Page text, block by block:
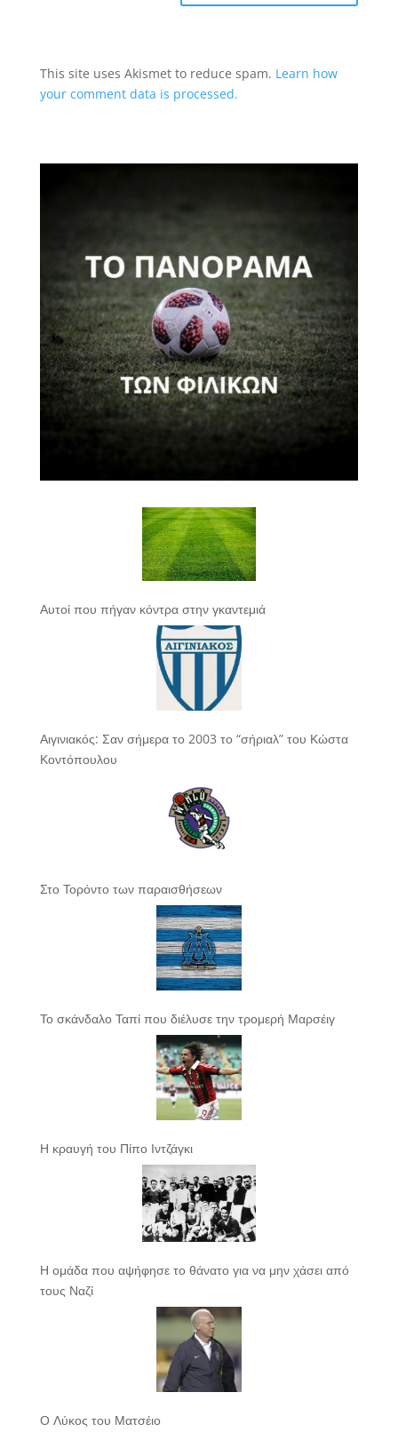
This site uses Akismet to reduce spam. Learn how
your comment data is processed.
Αυτοί που πήγαν κόντρα στην γκαντεμιά
Αιγινιακός: Σαν σήμερα το 2003 το “σήριαλ” του Κώστα
Κοντόπουλου
Στο Τορόντο των παραισθήσεων
Το σκάνδαλο Ταπί που διέλυσε την τρομερή Μαρσέιγ
Η κραυγή του Πίπο Ιντζάγκι
Η ομάδα που αψήφησε το θάνατο για να μην χάσει από
τους Ναζί
Ο Λύκος του Ματσέιο